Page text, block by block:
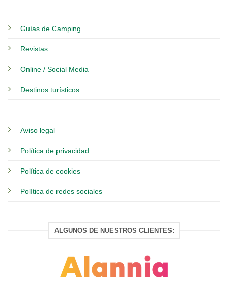
Guías de Camping
Revistas
Online / Social Media
Destinos turísticos
Aviso legal
Política de privacidad
Política de cookies
Política de redes sociales
ALGUNOS DE NUESTROS CLIENTES: